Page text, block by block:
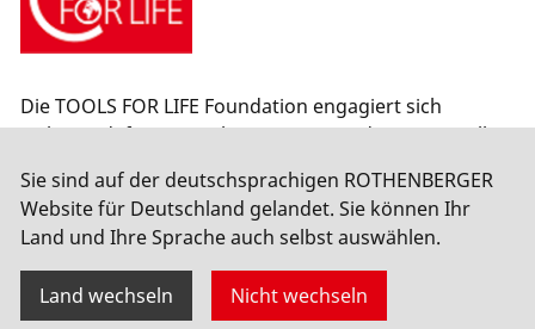
Die TOOLS FOR LIFE Foundation engagiert sich
weltweit dafür, Menschen Zugang zu den essenziellen
Energie und Bildung. Gegründet von der Familie
Rothenberger, setzt die Stiftung auf das Prinzip „Hilfe
zur Selbsthilfe“ und realisiert nachhaltige Projekte, die
echte Perspektiven schaffen.
Sie sind auf der deutschsprachigen ROTHENBERGER
Website für Deutschland gelandet. Sie können Ihr
Land und Ihre Sprache auch selbst auswählen.
Land wechseln Nicht wechseln